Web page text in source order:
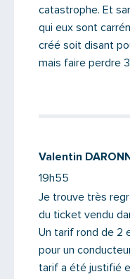
catastrophe. Et
qui eux sont
créé soit disant
mais faire perdre
Valentin
19h55
Je trouve très
du ticket vendu
Un tarif rond de 2
pour un
tarif a été justifié